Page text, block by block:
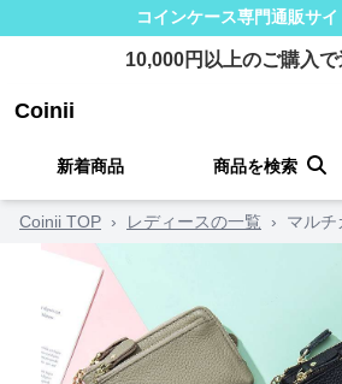
コインケース専門通販サイ
10,000円以上のご購入
Coinii
新着商品 商品を検索
Coinii TOP › レディースの一覧 › マル